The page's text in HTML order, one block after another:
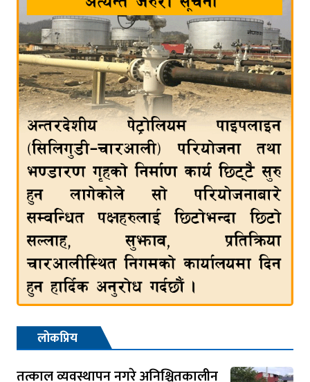
लोकप्रिय
तत्काल व्यवस्थापन नगरे अनिश्चितकालीन